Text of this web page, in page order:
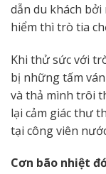
dẫn du khách
hiểm thì trò tia
Khi thử sức với
bị những tấm
và thả mình trôi
lại cảm giác thư
tại công viên
Cơn bão nhiệt